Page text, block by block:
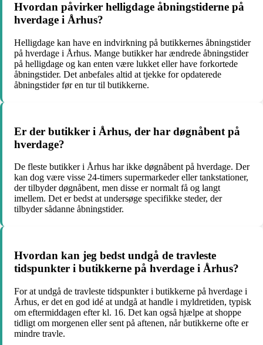
Hvordan påvirker helligdage åbningstiderne på
hverdage i Århus?
Helligdage kan have en indvirkning på butikkernes åbningstider
på hverdage i Århus. Mange butikker har ændrede åbningstider
på helligdage og kan enten være lukket eller have forkortede
åbningstider. Det anbefales altid at tjekke for opdaterede
åbningstider før en tur til butikkerne.
Er der butikker i Århus, der har døgnåbent på
hverdage?
De fleste butikker i Århus har ikke døgnåbent på hverdage. Der
kan dog være visse 24-timers supermarkeder eller tankstationer,
der tilbyder døgnåbent, men disse er normalt få og langt
imellem. Det er bedst at undersøge specifikke steder, der
tilbyder sådanne åbningstider.
Hvordan kan jeg bedst undgå de travleste
tidspunkter i butikkerne på hverdage i Århus?
For at undgå de travleste tidspunkter i butikkerne på hverdage i
Århus, er det en god idé at undgå at handle i myldretiden, typisk
om eftermiddagen efter kl. 16. Det kan også hjælpe at shoppe
tidligt om morgenen eller sent på aftenen, når butikkerne ofte er
mindre travle.